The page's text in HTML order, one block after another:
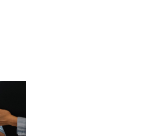
행사 판매 30%, 쇼핑몰 매장 판매
츠웨어에 적합한 기능성 원단을
의 품질과 기술력을 높이 평가하